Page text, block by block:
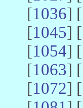
[1036] [
[1045] [
[1054] [
[1063] [
[1072] [